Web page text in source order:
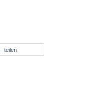
teilen